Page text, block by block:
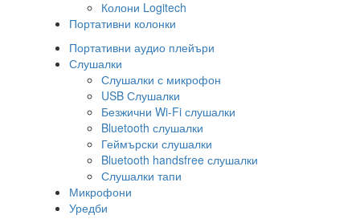
Колони Logitech
Портативни колонки
Портативни аудио плейъри
Слушалки
Слушалки с микрофон
USB Слушалки
Безжични Wi-Fi слушалки
Bluetooth слушалки
Геймърски слушалки
Bluetooth handsfree слушалки
Слушалки тапи
Микрофони
Уредби